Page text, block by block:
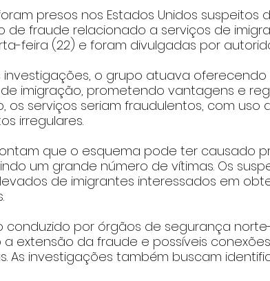
presos nos Estados Unidos suspeitos
de fraude relacionado a serviços de
feira (22) e foram divulgadas por
o grupo atuava oferecendo
imigração, prometendo vantagens e
os serviços seriam fraudulentos, com uso
irregulares.
que o esquema pode ter causado
um grande número de vítimas. Os
de imigrantes interessados em
conduzido por órgãos de segurança
extensão da fraude e possíveis
As investigações também buscam